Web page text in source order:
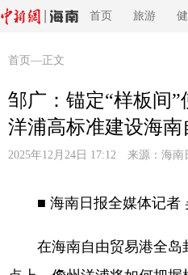
首页 旅游
首页 —正文
邹广：锚定“样板间”
洋浦高标准建设海
2025年12月24日 17:12 来源： 海南
■ 海南日报全媒体记者
在海南自由贸易港全岛